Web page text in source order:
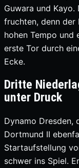
Guwara und Kayo.
fruchten, denn der
hohen Tempo und
erste Tor durch
Ecke.
Dritte
unter Druck
Dynamo Dresden,
Dortmund II
Startaufstellung
schwer ins Spiel.